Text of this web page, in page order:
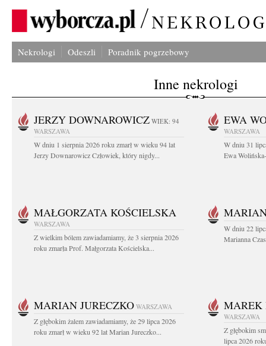
Nekrologi Odeszli Poradnik pogrzebowy
Inne nekrologi
JERZY DOWNAROWICZ WIEK: 94
WARSZAWA
W dniu 1 sierpnia 2026 roku zmarł w wieku 94 lat
Jerzy Downarowicz Człowiek, który nigdy...
EWA
WARSZAWA
W dniu 31
Ewa
MAŁGORZATA KOŚCIELSKA
WARSZAWA
Z wielkim bólem zawiadamiamy, że 3 sierpnia 2026
roku zmarła Prof. Małgorzata Kościelska...
W dniu 22
Marianna
MARIAN JURECZKO WARSZAWA
Z głębokim żalem zawiadamiamy, że 29 lipca 2026
roku zmarł w wieku 92 lat Marian Jureczko...
MAREK
WARSZAWA
Z głębokim
lipca 2026